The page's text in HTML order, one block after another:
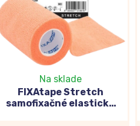
Na sklade
FIXAtape Stretch
samofixačné elastické